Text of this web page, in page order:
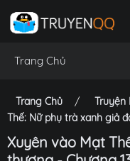
Trang Chủ
Trang Chủ Truyện
Thế: Nữ phụ trà xanh giả
Xuyên vào Mạt